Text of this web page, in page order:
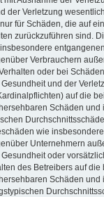
der Verletzung
für Schäden, die auf
zurückzuführen sind.
Verbrauchern
oder bei
und der
auf die
Schäden und
wie
Unternehmern
oder
des Betreibers auf die
Schäden und